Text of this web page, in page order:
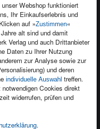
Webshop funktioniert
Ihr Einkaufserlebnis und
auf »Zustimmen«
alt sind und damit
Verlag und auch Drittanbieter
Daten zu Ihrer Nutzung
zur Analyse sowie zur
und deren
individuelle Auswahl treffen.
Cookies direkt
widerrufen, prüfen und
.
Produktfeedback
Foreign Rights
Ein Buch schreiben